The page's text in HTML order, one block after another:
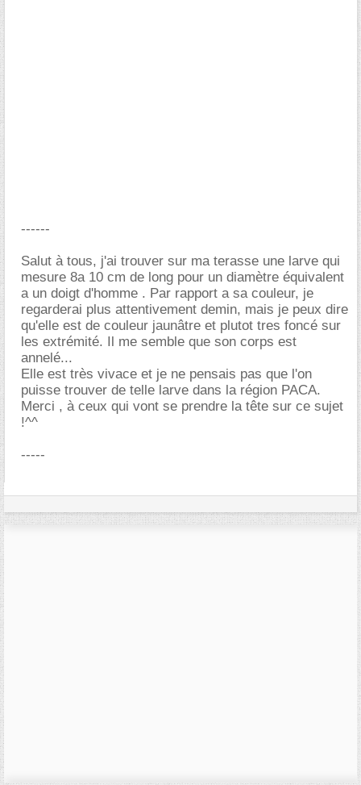
------
Salut à tous, j'ai trouver sur ma terasse une larve qui
mesure 8a 10 cm de long pour un diamètre équivalent
a un doigt d'homme . Par rapport a sa couleur, je
regarderai plus attentivement demin, mais je peux dire
qu'elle est de couleur jaunâtre et plutot tres foncé sur
les extrémité. Il me semble que son corps est
annelé...
Elle est très vivace et je ne pensais pas que l'on
puisse trouver de telle larve dans la région PACA.
Merci , à ceux qui vont se prendre la tête sur ce sujet
!^^
-----